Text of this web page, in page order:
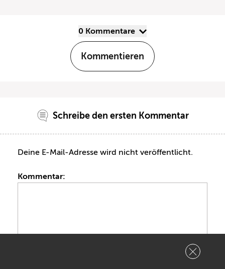
0 Kommentare
Kommentieren
Schreibe den ersten Kommentar
Deine E-Mail-Adresse wird nicht veröffentlicht.
Kommentar: